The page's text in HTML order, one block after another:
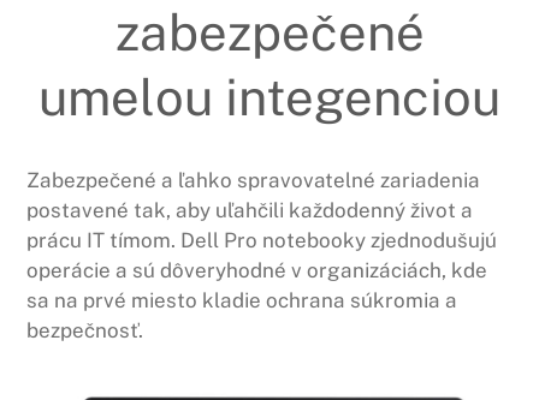
zabezpečené
umelou integenciou
Zabezpečené a ľahko spravovatelné zariadenia
postavené tak, aby uľahčili každodenný život a
prácu IT tímom. Dell Pro notebooky zjednodušujú
operácie a sú dôveryhodné v organizáciách, kde
sa na prvé miesto kladie ochrana súkromia a
bezpečnosť.